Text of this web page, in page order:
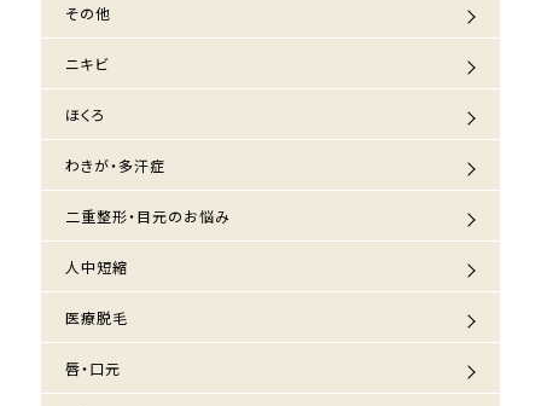
その他
ニキビ
ほくろ
わきが・多汗症
二重整形・目元のお悩み
人中短縮
医療脱毛
唇・口元